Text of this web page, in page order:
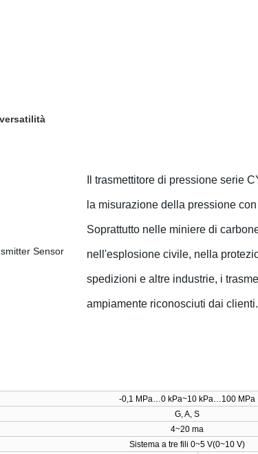
Il trasmettitore di pressione serie
la misurazione della pressione
Soprattutto nelle miniere di
nell'esplosione civile, nella
spedizioni e altre industrie, i
ampiamente riconosciuti dai clienti.
-0,1 MPa…0 kPa~10 kPa…100 MPa
G,A,S
4~20 ma
Sistema a tre fili 0~5 V(0~10 V)